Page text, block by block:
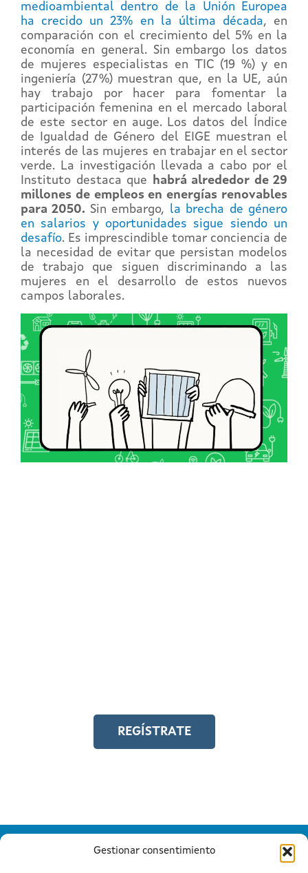
Gestionar consentimiento
medioambiental dentro de la Unión Europea
ha crecido un 23% en la última década, en
comparación con el crecimiento del 5% en la
economía en general. Sin embargo los datos
de mujeres especialistas en TIC (19 %) y en
ingeniería (27%) muestran que, en la UE, aún
hay trabajo por hacer para fomentar la
participación femenina en el mercado laboral
de este sector en auge. Los datos del Índice
de Igualdad de Género del EIGE muestran el
interés de las mujeres en trabajar en el sector
verde. La investigación llevada a cabo por el
Instituto destaca que
habrá alrededor de 29
millones de empleos en energías renovables
para 2050. Sin embargo, la brecha de género
en salarios y oportunidades sigue siendo un
desafío. Es imprescindible tomar conciencia de
la necesidad de evitar que persistan modelos
de trabajo que siguen discriminando a las
mujeres en el desarrollo de estos nuevos
campos laborales.
REGÍSTRATE